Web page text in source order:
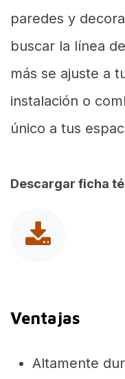
paredes y
buscar la línea
más se ajuste a
instalación o
único a tus
Descargar ficha
Ventajas
Altamente